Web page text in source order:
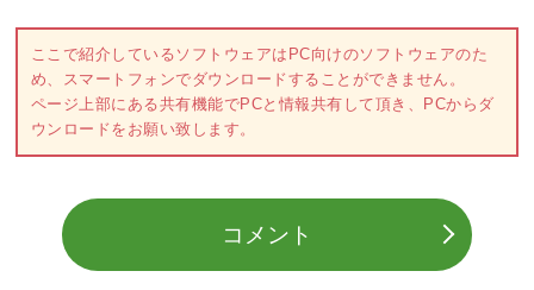
ここで紹介しているソフトウェアはPC向けのソフトウェアのた
め、スマートフォンでダウンロードすることができません。
ページ上部にある共有機能でPCと情報共有して頂き、PCからダ
ウンロードをお願い致します。
コメント